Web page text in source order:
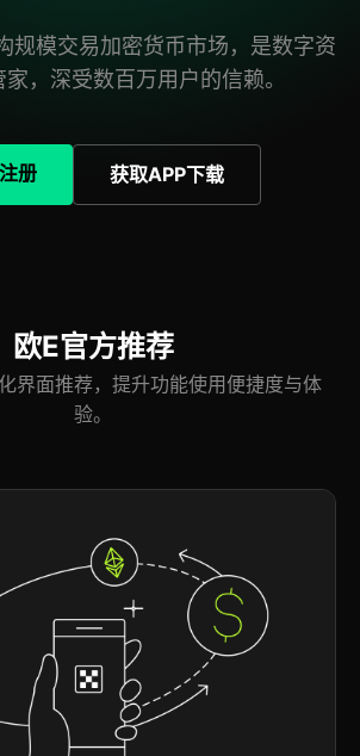
规模交易加密货币市场，是数字资
，深受数百万用户的信赖。
册 获取APP下载
欧E官方推荐
界面推荐，提升功能使用便捷度与体
验。